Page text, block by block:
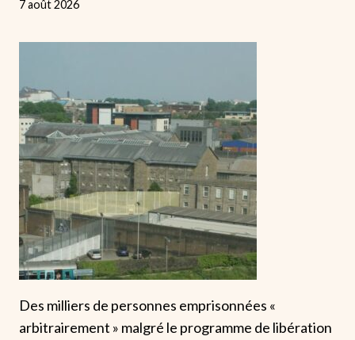
7 août 2026
Des milliers de personnes emprisonnées «
arbitrairement » malgré le programme de libération